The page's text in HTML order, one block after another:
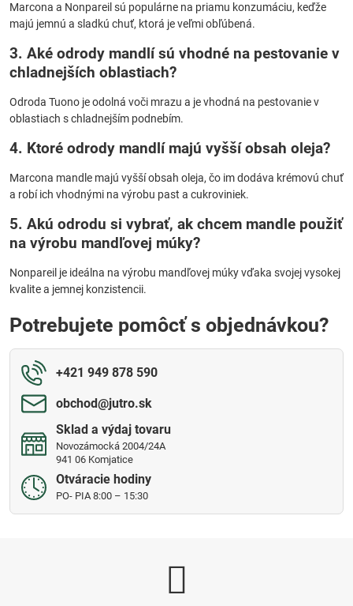
Marcona a Nonpareil sú populárne na priamu konzumáciu, keďže
majú jemnú a sladkú chuť, ktorá je veľmi obľúbená.
3. Aké odrody mandlí sú vhodné na pestovanie v
chladnejších oblastiach?
Odroda Tuono je odolná voči mrazu a je vhodná na pestovanie v
oblastiach s chladnejším podnebím.
4. Ktoré odrody mandlí majú vyšší obsah oleja?
Marcona mandle majú vyšší obsah oleja, čo im dodáva krémovú chuť
a robí ich vhodnými na výrobu past a cukroviniek.
5. Akú odrodu si vybrať, ak chcem mandle použiť
na výrobu mandľovej múky?
Nonpareil je ideálna na výrobu mandľovej múky vďaka svojej vysokej
kvalite a jemnej konzistencii.
Potrebujete pomôcť s objednávkou?
+421 949 878 590
obchod​@jutro​.sk
Sklad a výdaj tovaru
Novozámocká 2004/24A
941 06 Komjatice
Otváracie hodiny
PO- PIA 8:00 – 15:30